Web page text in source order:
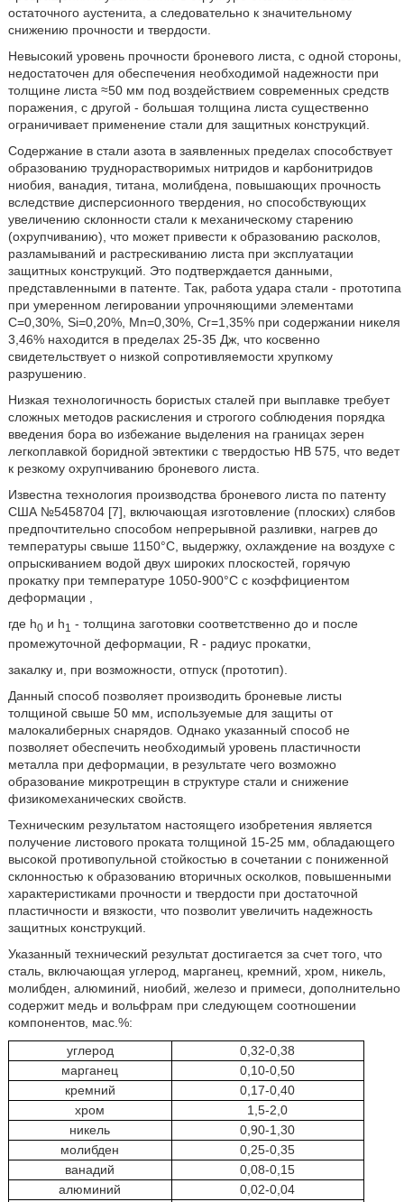
остаточного аустенита, а следовательно к значительному
снижению прочности и твердости.
Невысокий уровень прочности броневого листа, с одной стороны,
недостаточен для обеспечения необходимой надежности при
толщине листа ≈50 мм под воздействием современных средств
поражения, с другой - большая толщина листа существенно
ограничивает применение стали для защитных конструкций.
Содержание в стали азота в заявленных пределах способствует
образованию труднорастворимых нитридов и карбонитридов
ниобия, ванадия, титана, молибдена, повышающих прочность
вследствие дисперсионного твердения, но способствующих
увеличению склонности стали к механическому старению
(охрупчиванию), что может привести к образованию расколов,
разламываний и растрескиванию листа при эксплуатации
защитных конструкций. Это подтверждается данными,
представленными в патенте. Так, работа удара стали - прототипа
при умеренном легировании упрочняющими элементами
C=0,30%, Si=0,20%, Mn=0,30%, Cr=1,35% при содержании никеля
3,46% находится в пределах 25-35 Дж, что косвенно
свидетельствует о низкой сопротивляемости хрупкому
разрушению.
Низкая технологичность бористых сталей при выплавке требует
сложных методов раскисления и строгого соблюдения порядка
введения бора во избежание выделения на границах зерен
легкоплавкой боридной эвтектики с твердостью НВ 575, что ведет
к резкому охрупчиванию броневого листа.
Известна технология производства броневого листа по патенту
США №5458704 [7], включающая изготовление (плоских) слябов
предпочтительно способом непрерывной разливки, нагрев до
температуры свыше 1150°C, выдержку, охлаждение на воздухе с
опрыскиванием водой двух широких плоскостей, горячую
прокатку при температуре 1050-900°С с коэффициентом
деформации ,
где h0и h1 - толщина заготовки соответственно до и после
промежуточной деформации, R - радиус прокатки,
закалку и, при возможности, отпуск (прототип).
Данный способ позволяет производить броневые листы
толщиной свыше 50 мм, используемые для защиты от
малокалиберных снарядов. Однако указанный способ не
позволяет обеспечить необходимый уровень пластичности
металла при деформации, в результате чего возможно
образование микротрещин в структуре стали и снижение
физикомеханических свойств.
Техническим результатом настоящего изобретения является
получение листового проката толщиной 15-25 мм, обладающего
высокой противопульной стойкостью в сочетании с пониженной
склонностью к образованию вторичных осколков, повышенными
характеристиками прочности и твердости при достаточной
пластичности и вязкости, что позволит увеличить надежность
защитных конструкций.
Указанный технический результат достигается за счет того, что
сталь, включающая углерод, марганец, кремний, хром, никель,
молибден, алюминий, ниобий, железо и примеси, дополнительно
содержит медь и вольфрам при следующем соотношении
компонентов, мас.%:
углерод
0,32-0,38
марганец
0,10-0,50
кремний
0,17-0,40
хром
1,5-2,0
никель
0,90-1,30
молибден
0,25-0,35
ванадий
0,08-0,15
алюминий
0,02-0,04